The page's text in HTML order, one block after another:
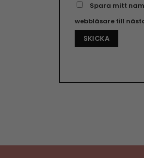
Spara mitt
webbläsare till